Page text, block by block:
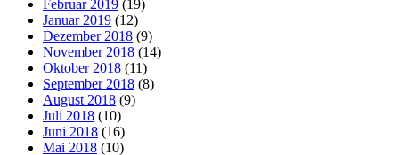
Februar 2019 (19)
Januar 2019 (12)
Dezember 2018 (9)
November 2018 (14)
Oktober 2018 (11)
September 2018 (8)
August 2018 (9)
Juli 2018 (10)
Juni 2018 (16)
Mai 2018 (10)